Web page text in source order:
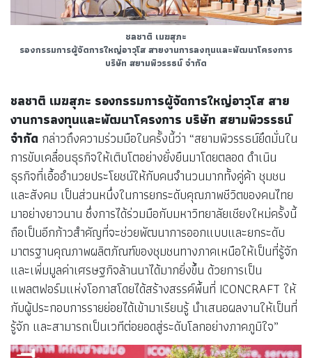
ชลชาติ เมฆสุภะ
รองกรรมการผู้จัดการใหญ่อาวุโส สายงานการลงทุนและพัฒนาโครงการ
บริษัท สยามพิวรรธน์ จำกัด
ชลชาติ เมฆสุภะ รองกรรมการผู้จัดการใหญ่อาวุโส สาย
งานการลงทุนและพัฒนาโครงการ บริษัท สยามพิวรรธน์
จำกัด กล่าวถึงความร่วมมือในครั้งนี้ว่า “สยามพิวรรธน์ยึดมั่นใน
การขับเคลื่อนธุรกิจให้เติบโตอย่างยั่งยืนมาโดยตลอด ดำเนิน
ธุรกิจที่เอื้ออำนวยประโยชน์ให้กับคนจำนวนมากทั้งคู่ค้า ชุมชน
และสังคม เป็นส่วนหนึ่งในการยกระดับคุณภาพชีวิตของคนไทย
มาอย่างยาวนาน ซึ่งการได้ร่วมมือกับมหาวิทยาลัยเชียงใหม่ครั้งนี้
ถือเป็นอีกก้าวสำคัญที่จะช่วยพัฒนาการออกแบบและยกระดับ
มาตรฐานคุณภาพผลิตภัณฑ์ของชุมชนทางภาคเหนือให้เป็นที่รู้จัก
และเพิ่มมูลค่าเศรษฐกิจล้านนาได้มากยิ่งขึ้น ด้วยการเป็น
แพลตฟอร์มแห่งโอกาสโดยได้สร้างสรรค์พื้นที่ ICONCRAFT ให้
กับผู้ประกอบการรายย่อยได้เข้ามาเรียนรู้ นำเสนอผลงานให้เป็นที่
รู้จัก และสามารถเป็นเวทีต่อยอดสู่ระดับโลกอย่างภาคภูมิใจ”